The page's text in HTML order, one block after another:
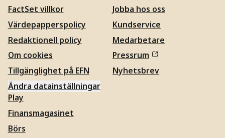
FactSet villkor
Värdepapperspolicy
Redaktionell policy
Om cookies
Tillgänglighet på EFN
Ändra datainställningar
Jobba hos oss
Kundservice
Medarbetare
Pressrum
Nyhetsbrev
Play
Finansmagasinet
Börs